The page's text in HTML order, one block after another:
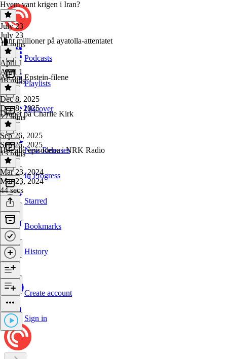
Podcasts
Playlists
Discover
New Releases
In Progress
Starred
Bookmarks
History
Create account
Sign in
Hvem vant krigen i Iran?
July 23
July 23
17 mins
Vant millioner på ayatolla-attentatet
April 1
April 1
16 mins
Alt om Epstein-filene
Dec 8, 2025
Dec 8, 2025
27 mins
Drapet på Charlie Kirk
Sep 26, 2025
Sep 26, 2025
15 mins
Hør alle episodene i NRK Radio
Mar 23, 2024
Mar 23, 2024
44 secs